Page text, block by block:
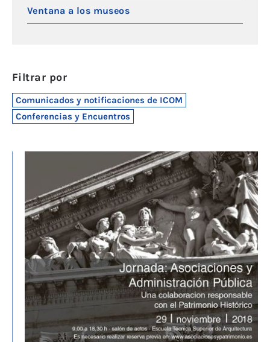
Ventana a los museos
Filtrar por
Comunicados y notificaciones de ICOM
Conferencias y Encuentros